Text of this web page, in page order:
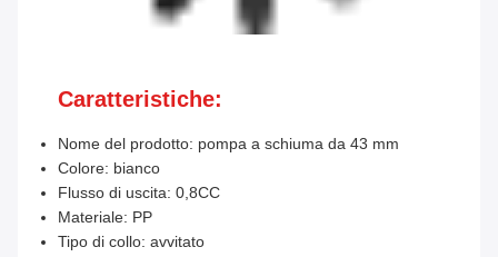
Caratteristiche:
Nome del prodotto: pompa a schiuma da 43 mm
Colore: bianco
Flusso di uscita: 0,8CC
Materiale: PP
Tipo di collo: avvitato